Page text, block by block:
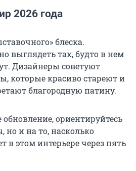
2026 года
блеска.
выглядеть так, будто в нем
Дизайнеры советуют
которые красиво стареют и
благородную патину.
ориентируйтесь
но и на то, насколько
в этом интерьере через пять